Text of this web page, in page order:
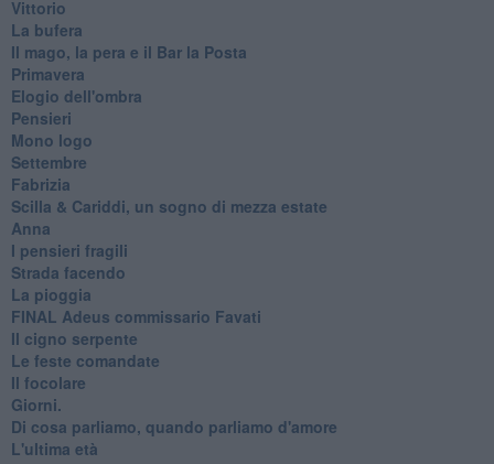
Vittorio
La bufera
Il mago, la pera e il Bar la Posta
Primavera
Elogio dell'ombra
Pensieri
Mono logo
Settembre
Fabrizia
​Scilla & Cariddi, un sogno di mezza estate
Anna
I pensieri fragili
Strada facendo
La pioggia
FINAL Adeus commissario Favati
Il cigno serpente
Le feste comandate
Il focolare
Giorni.
Di cosa parliamo, quando parliamo d'amore
L'ultima età